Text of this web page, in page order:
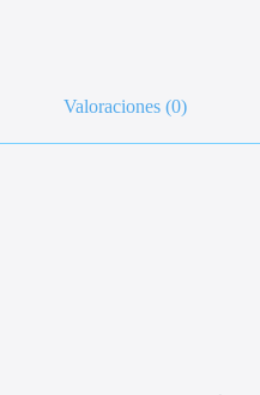
Valoraciones (0)